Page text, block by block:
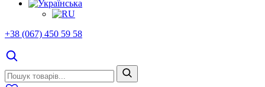
+38 (067) 450 59 58